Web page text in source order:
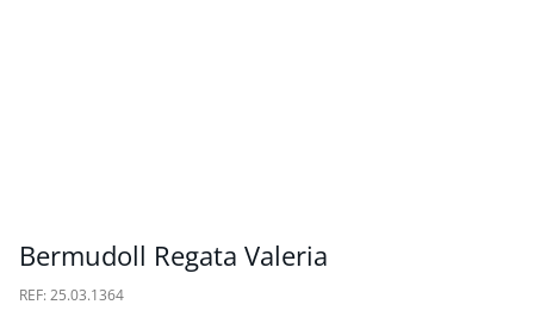
Bermudoll Regata Valeria
: 25.03.1364